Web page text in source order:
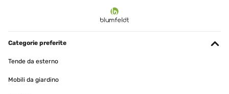
bin ich schier verzweifelt. Die Feder innen drin ist zu kurz, so dass
ein müheloses, kinderleichtes Zusammenfügen nicht möglich ist.
den Stoff oben aufgeschnitten, die Querstange geneigt, mit viel
wieder zusammen genäht. Der Stoff hat eine gute Qualität.
Categorie preferite
Tende da esterno
Mobili da giardino